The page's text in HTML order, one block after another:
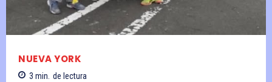
NUEVA YORK
3 min. de lectura